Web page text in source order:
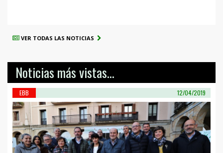
VER TODAS LAS NOTICIAS
Noticias más vistas...
EBB 12/04/2019